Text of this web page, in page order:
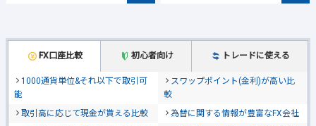
FX口座比較 初心者向け トレードに使える
1000通貨単位&それ以下で取引可
能
スワップポイント(金利)が高い比
較
取引高に応じて現金が貰える比較
為替に関する情報が豊富なFX会社